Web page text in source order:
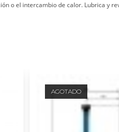
o el intercambio de calor. Lubrica y
AGOTADO